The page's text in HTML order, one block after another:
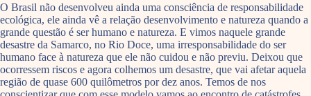
O Brasil não desenvolveu ainda uma consciência de responsabilidade
ecológica, ele ainda vê a relação desenvolvimento e natureza quando a
grande questão é ser humano e natureza. E vimos naquele grande
desastre da Samarco, no Rio Doce, uma irresponsabilidade do ser
humano face à natureza que ele não cuidou e não previu. Deixou que
ocorressem riscos e agora colhemos um desastre, que vai afetar aquela
região de quase 600 quilômetros por dez anos. Temos de nos